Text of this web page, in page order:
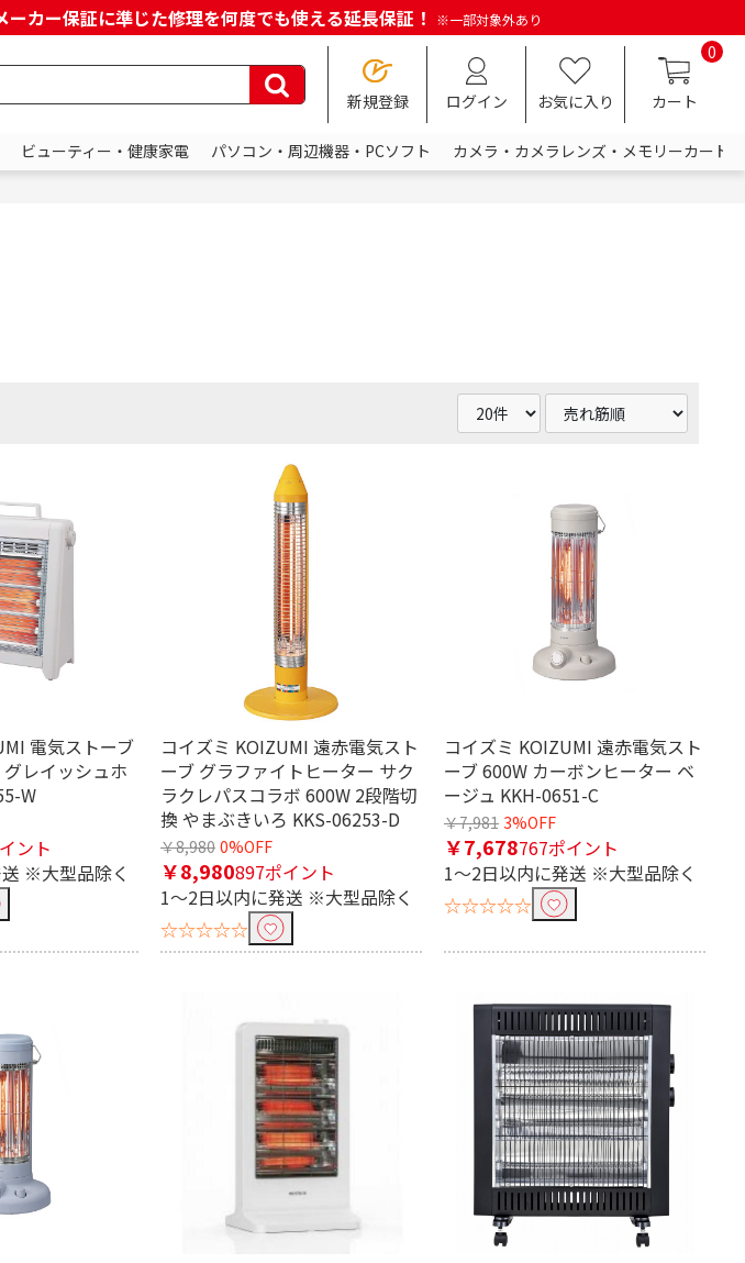
カー保証に準じた修理を何度でも使える延長保証！ ※一部対象外あり
新規登録 ログイン お気に入り
0
カート
ビューティー・健康家電 パソコン・周辺機器・PCソフト
カメラ・カメラレンズ・メモリーカード
電気ストーブ
レイッシュホ
W
ント
※大型品除く
コイズミ KOIZUMI 遠赤電気スト
ーブ グラファイトヒーター サク
ラクレパスコラボ 600W 2段階切
換 やまぶきいろ KKS-06253-D
￥8,980 0%OFF
￥8,980897ポイント
1～2日以内に発送 ※大型品除く
☆☆☆☆☆
コイズミ KOIZUMI 遠赤電気スト
ーブ 600W カーボンヒーター ベ
ージュ KKH-0651-C
￥7,981 3%OFF
￥7,678767ポイント
1～2日以内に発送 ※大型品除く
☆☆☆☆☆
り込む